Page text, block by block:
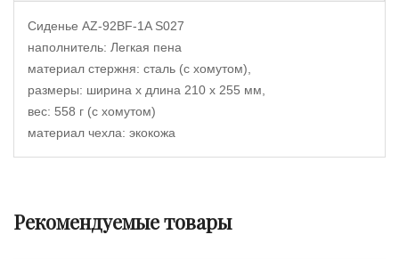
Сиденье AZ-92BF-1A S027
наполнитель: Легкая пена
материал стержня: сталь (с хомутом),
размеры: ширина x длина 210 x 255 мм,
вес: 558 г (с хомутом)
материал чехла: экокожа
Рекомендуемые товары